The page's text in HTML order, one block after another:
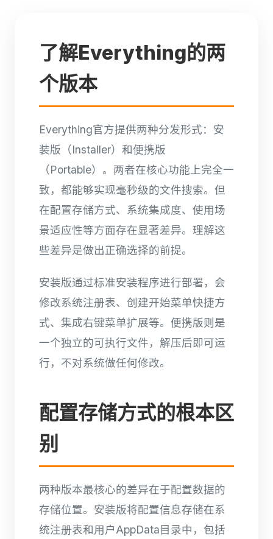
了解Everything的两
个版本
Everything官方提供两种分发形式：安
装版（Installer）和便携版
（Portable）。两者在核心功能上完全一
致，都能够实现毫秒级的文件搜索。但
在配置存储方式、系统集成度、使用场
景适应性等方面存在显著差异。理解这
些差异是做出正确选择的前提。
安装版通过标准安装程序进行部署，会
修改系统注册表、创建开始菜单快捷方
式、集成右键菜单扩展等。便携版则是
一个独立的可执行文件，解压后即可运
行，不对系统做任何修改。
配置存储方式的根本区
别
两种版本最核心的差异在于配置数据的
存储位置。安装版将配置信息存储在系
统注册表和用户AppData目录中，包括